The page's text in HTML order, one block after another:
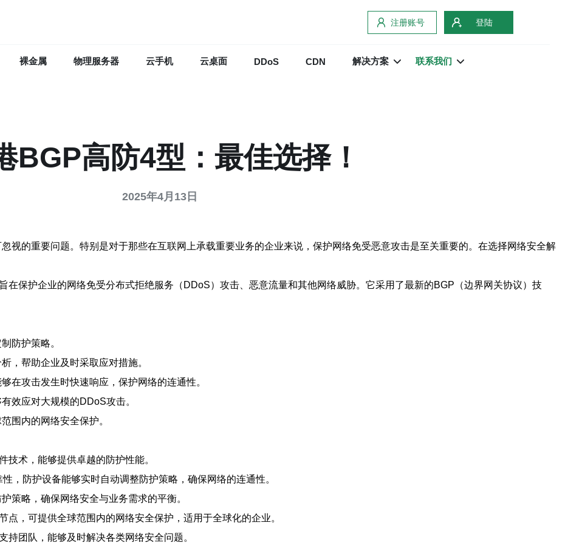
注册账号 登陆
裸金属 物理服务器 云手机 云桌面 DDoS CDN 解决方案 联系我们
BGP高防4型：最佳选择！
2025年4月13日
视的重要问题。特别是对于那些在互联网上承载重要业务的企业来说，保护网络免受恶意攻击是至关重要的。在选择网络安全解
在保护企业的网络免受分布式拒绝服务（DDoS）攻击、恶意流量和其他网络威胁。它采用了最新的BGP（边界网关协议）技
防护策略。
，帮助企业及时采取应对措施。
在攻击发生时快速响应，保护网络的连通性。
效应对大规模的DDoS攻击。
围内的网络安全保护。
技术，能够提供卓越的防护性能。
，防护设备能够实时自动调整防护策略，确保网络的连通性。
策略，确保网络安全与业务需求的平衡。
，可提供全球范围内的网络安全保护，适用于全球化的企业。
团队，能够及时解决各类网络安全问题。